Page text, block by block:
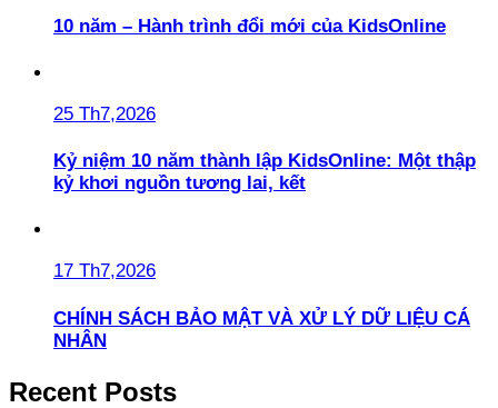
10 năm – Hành trình đổi mới của KidsOnline
25 Th7,2026
Kỷ niệm 10 năm thành lập KidsOnline: Một thập
kỷ khơi nguồn tương lai, kết
17 Th7,2026
CHÍNH SÁCH BẢO MẬT VÀ XỬ LÝ DỮ LIỆU CÁ
NHÂN
Recent Posts